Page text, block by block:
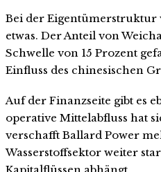
Bei der Eigentümerstruktur
etwas. Der Anteil von
Schwelle von 15 Prozent
Einfluss des chinesischen
Auf der Finanzseite gibt es
operative Mittelabfluss hat
verschafft Ballard Power
Wasserstoffsektor weiter